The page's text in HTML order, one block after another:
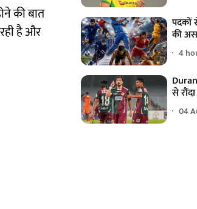
की बात
है और
पदकों
की
4
से रौंदा
04